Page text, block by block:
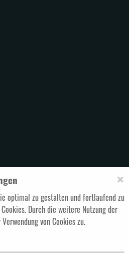
optimal zu gestalten und fortlaufend zu
Durch die weitere Nutzung der
von Cookies zu.
×
Mehrwertsteuer und
14 TAGEN